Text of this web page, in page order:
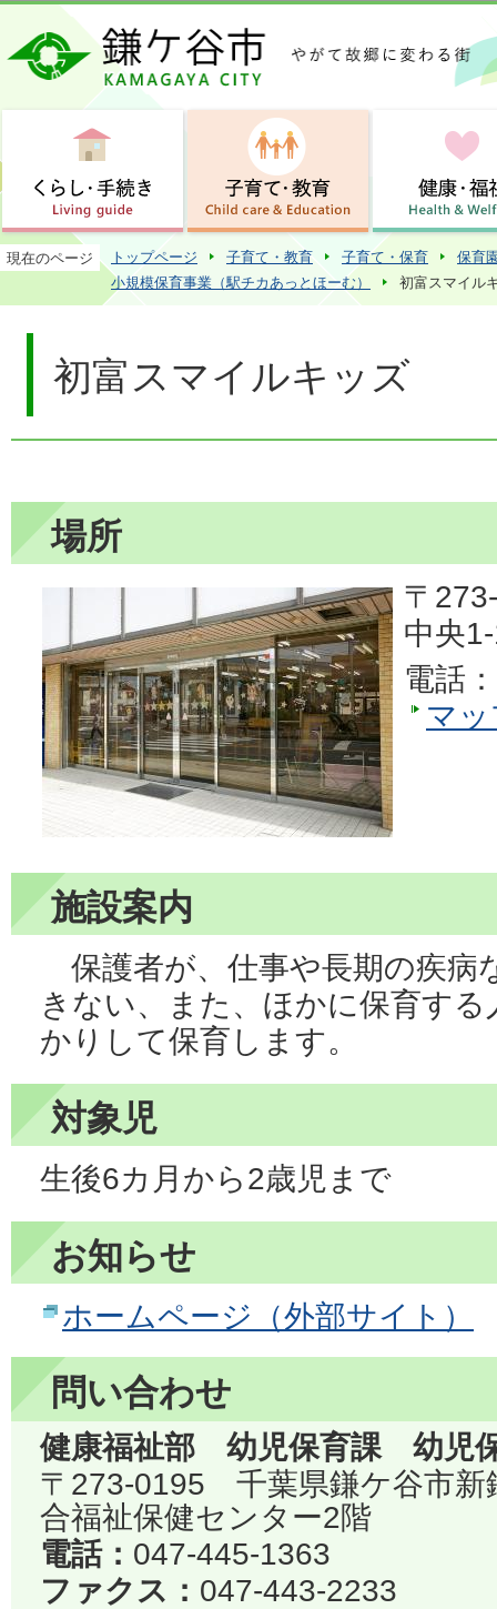
この
現在のページ トップページ 子育て・教育 子育て・保育
保育
小規模保育事業（駅チカあっとほーむ）
初富スマイル
初富スマイルキッズ
場所
〒
中央
電話
マ
施設案内
保護者が、仕事や長期の疾病
きない、また、ほかに保育す
かりして保育します。
対象児
生後6カ月から2歳児まで
お知らせ
ホームページ（外部サイト）
問い合わせ
健康福祉部 幼児保育課 幼児
〒273-0195 千葉県鎌ケ谷市
合福祉保健センター2階
電話： 047-445-1363
ファクス： 047-443-2233